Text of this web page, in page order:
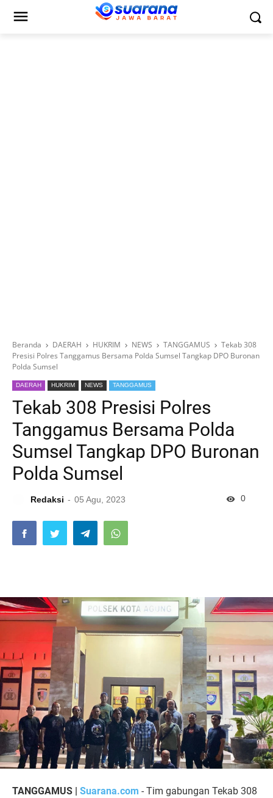
Beranda DAERAH HUKRIM NEWS TANGGAMUS
Tekab 308
Presisi Polres Tanggamus Bersama Polda Sumsel Tangkap DPO Buronan
Polda Sumsel
DAERAH HUKRIM NEWS TANGGAMUS
Tekab 308 Presisi Polres
Tanggamus Bersama Polda
Sumsel Tangkap DPO Buronan
Polda Sumsel
Redaksi 05 Agu, 2023 0
TANGGAMUS | Suarana.com - Tim gabungan Tekab 308